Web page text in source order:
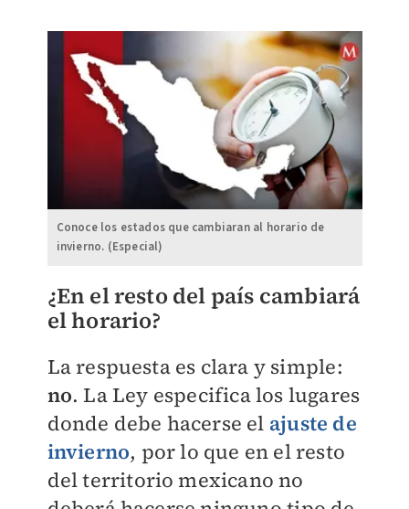
Conoce los estados que cambiaran al horario de
invierno. (Especial)
¿En el resto del país cambiará
el horario?
La respuesta es clara y simple:
no. La Ley especifica los lugares
donde debe hacerse el ajuste de
invierno, por lo que en el resto
del territorio mexicano no